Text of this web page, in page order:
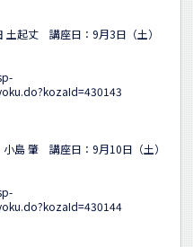
起丈　講座日：9月3日（土）
島 肇　講座日：9月10日（土）